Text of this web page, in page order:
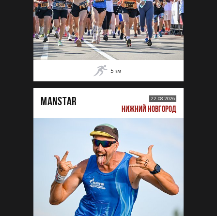
5 км
MANSTAR 22.08.2026
НИЖНИЙ НОВГОРОД